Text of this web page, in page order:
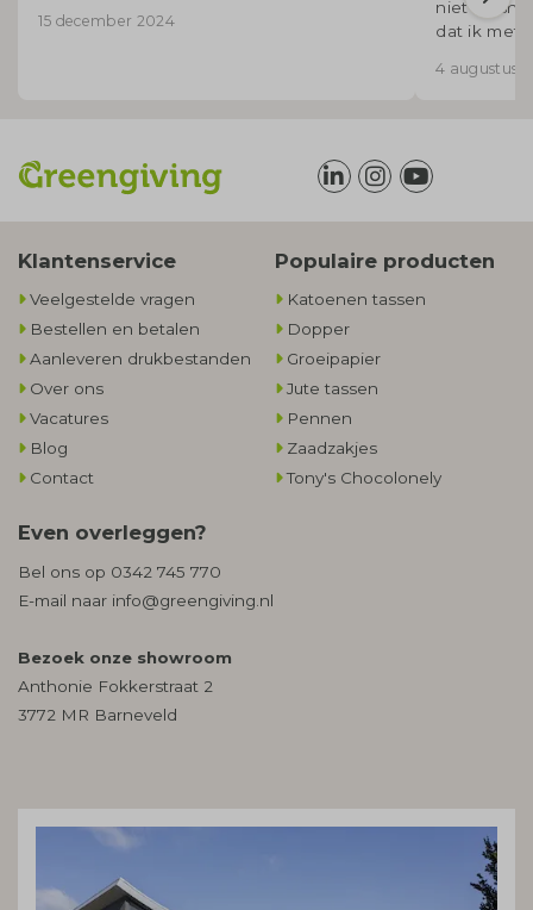
15 december 2024
niet zo
dat ik met
korte
4 augustus
Klantenservice
Veelgestelde vragen
Bestellen en betalen
Aanleveren drukbestanden
Over ons
Vacatures
Blog
Contact
Populaire producten
Katoenen tassen
Dopper
Groeipapier
Jute tassen
Pennen
Zaadzakjes
Tony's Chocolonely
Even overleggen?
Bel ons op 0342 745 770
E-mail naar info@greengiving.nl
Bezoek onze showroom
Anthonie Fokkerstraat 2
3772 MR Barneveld